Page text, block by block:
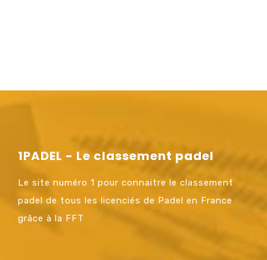
1PADEL - Le classement padel
Le site numéro 1 pour connaitre le classement
padel de tous les licenciés de Padel en France
grâce à la FFT